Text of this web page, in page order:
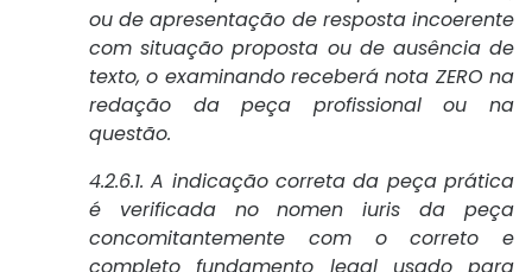
ou de apresentação de resposta incoerente
com situação proposta ou de ausência de
texto, o examinando receberá nota ZERO na
redação da peça profissional ou na
questão.
4.2.6.1. A indicação correta da peça prática
é verificada no nomen iuris da peça
concomitantemente com o correto e
completo fundamento legal usado para